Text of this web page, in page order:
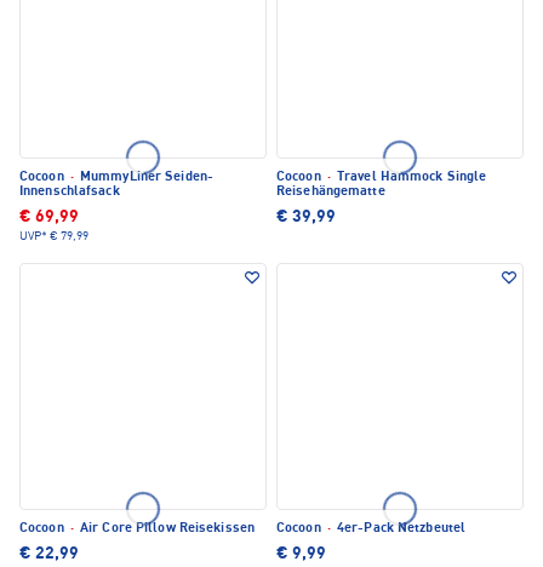
Cocoon · MummyLiner Seiden-
Innenschlafsack
€ 69,99
UVP* € 79,99
Cocoon ·
Travel Hammock Single
Reisehängematte
€ 39,99
Cocoon · Air Core Pillow Reisekissen
€ 22,99
Cocoon · 4er-Pack Netzbeutel
€ 9,99